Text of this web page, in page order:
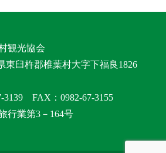
観光協会
東臼杵郡椎葉村大字下福良1826
3139 FAX：0982-67-3155
行業第3－164号